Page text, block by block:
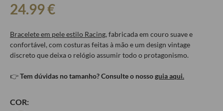
24.99€
Bracelete em pele estilo Racing, fabricada em couro suave e
confortável, com costuras feitas à mão e um design vintage
discreto que deixa o relógio assumir todo o protagonismo.
👉Tem dúvidas no tamanho? Consulte o nossoguia aqui.
COR: